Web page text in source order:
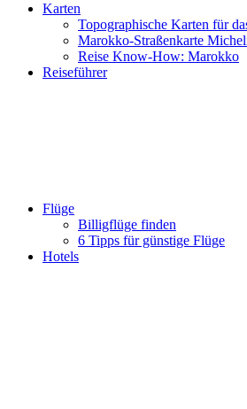
Karten
Topographische Karten für
Marokko-Straßenkarte
Reise Know-How: Marokko
Reiseführer
Flüge
Billigflüge finden
6 Tipps für günstige Flüge
Hotels